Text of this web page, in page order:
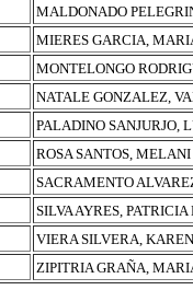
MALDONADO
MIERES GARCIA,
MONTELONGO
NATALE GONZALEZ,
PALADINO SANJURJO,
ROSA SANTOS,
SACRAMENTO
SILVA AYRES,
VIERA SILVERA,
ZIPITRIA GRAÑA,